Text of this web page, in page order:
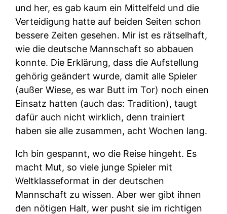
und her, es gab kaum ein Mittelfeld und die
Verteidigung hatte auf beiden Seiten schon
bessere Zeiten gesehen. Mir ist es rätselhaft,
wie die deutsche Mannschaft so abbauen
konnte. Die Erklärung, dass die Aufstellung
gehörig geändert wurde, damit alle Spieler
(außer Wiese, es war Butt im Tor) noch einen
Einsatz hatten (auch das: Tradition), taugt
dafür auch nicht wirklich, denn trainiert
haben sie alle zusammen, acht Wochen lang.
Ich bin gespannt, wo die Reise hingeht. Es
macht Mut, so viele junge Spieler mit
Weltklasseformat in der deutschen
Mannschaft zu wissen. Aber wer gibt ihnen
den nötigen Halt, wer pusht sie im richtigen